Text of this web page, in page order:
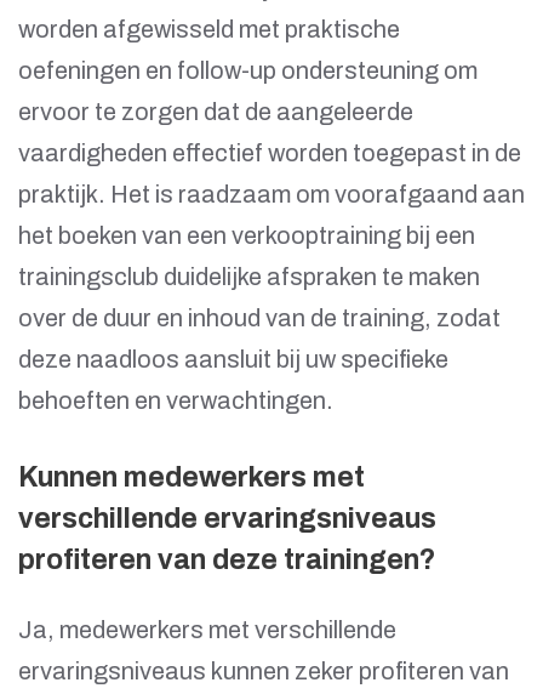
worden afgewisseld met praktische
oefeningen en follow-up ondersteuning om
ervoor te zorgen dat de aangeleerde
vaardigheden effectief worden toegepast in de
praktijk. Het is raadzaam om voorafgaand aan
het boeken van een verkooptraining bij een
trainingsclub duidelijke afspraken te maken
over de duur en inhoud van de training, zodat
deze naadloos aansluit bij uw specifieke
behoeften en verwachtingen.
Kunnen medewerkers met
verschillende ervaringsniveaus
profiteren van deze trainingen?
Ja, medewerkers met verschillende
ervaringsniveaus kunnen zeker profiteren van